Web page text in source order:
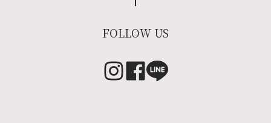
FOLLOW US